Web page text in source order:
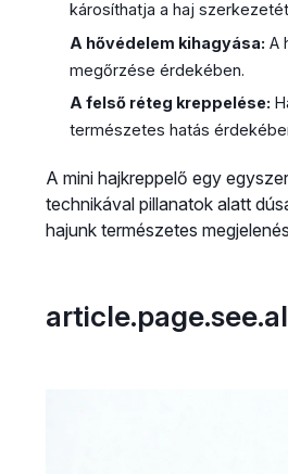
károsíthatja a haj
A hővédelem kihagyása: A
megőrzése érdekében.
A felső réteg kreppelése:
természetes hatás
A mini hajkreppelő egy
technikával pillanatok alatt
hajunk természetes